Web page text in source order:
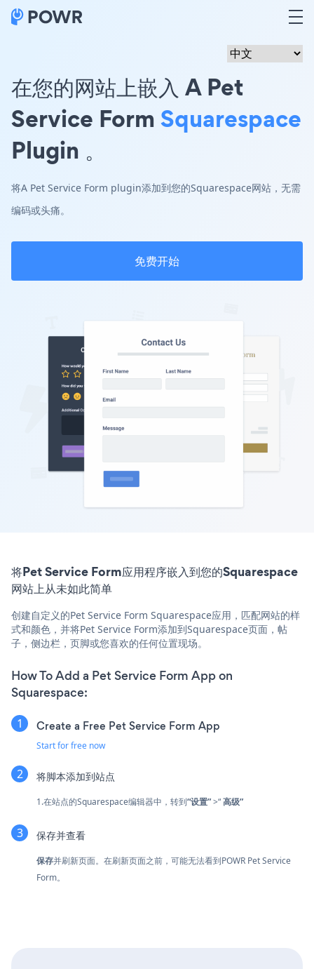
在您的网站上嵌入 A Pet
Service Form Squarespace
Plugin 。
将A Pet Service Form plugin添加到您的Squarespace网站，无需
编码或头痛。
免费开始
将Pet Service Form应用程序嵌入到您的Squarespace
网站上从未如此简单
创建自定义的Pet Service Form Squarespace应用，匹配网站的样
式和颜色，并将Pet Service Form添加到Squarespace页面，帖
子，侧边栏，页脚或您喜欢的任何位置现场。
How To Add a Pet Service Form App on
Squarespace:
Create a Free Pet Service Form App
Start for free now
将脚本添加到站点
1.在站点的Squarespace编辑器中，转到“设置”>“高级”
保存并查看
保存并刷新页面。在刷新页面之前，可能无法看到POWR Pet Service
Form。